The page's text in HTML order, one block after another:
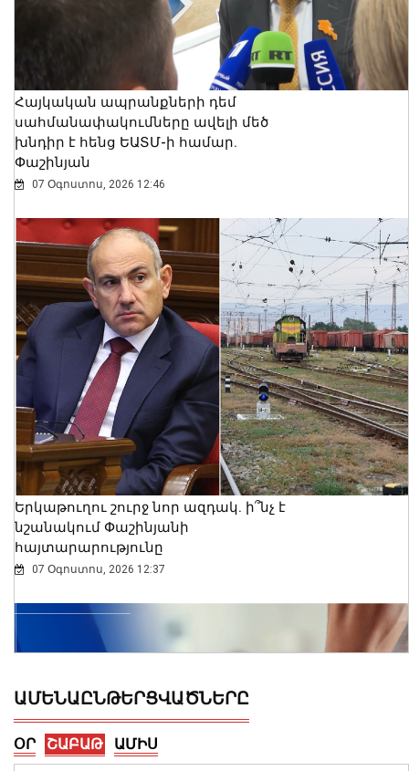
Հայկական ապրանքների դեմ
սահմանափակումները ավելի մեծ
խնդիր է հենց ԵԱՏՄ-ի համար.
Փաշինյան
07 Օգոստոս, 2026 12:46
Երկաթուղու շուրջ նոր ազդակ. ի՞նչ է
նշանակում Փաշինյանի
հայտարարությունը
07 Օգոստոս, 2026 12:37
ԱՄԵՆԱԸՆԹԵՐՑՎԱԾՆԵՐԸ
ՕՐ ՇԱԲԱԹ ԱՄԻՍ